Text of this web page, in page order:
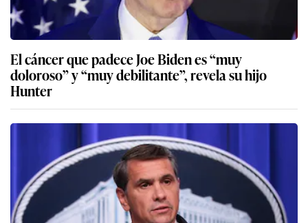
El cáncer que padece Joe Biden es “muy
doloroso” y “muy debilitante”, revela su hijo
Hunter